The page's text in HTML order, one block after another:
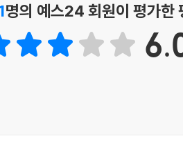
들이 쏟아져 나왔다. 그리고 성경의
께 쏟아져 나왔다.
점토판들 가운데 가장 눈길을 끄는
명의 예스24 회원이 평가한